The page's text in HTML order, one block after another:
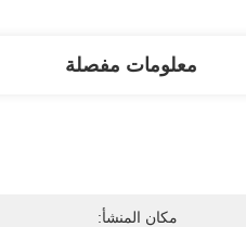
معلومات مفصلة
مكان المنشأ: